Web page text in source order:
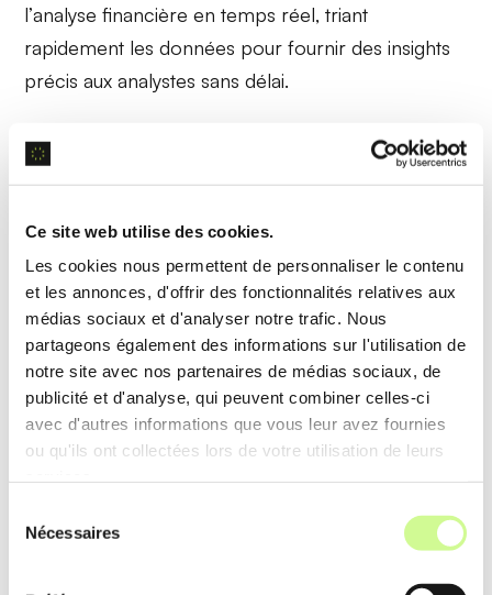
Ce site web utilise des cookies.
Les cookies nous permettent de personnaliser le contenu
et les annonces, d'offrir des fonctionnalités relatives aux
médias sociaux et d'analyser notre trafic. Nous
partageons également des informations sur l'utilisation de
notre site avec nos partenaires de médias sociaux, de
publicité et d'analyse, qui peuvent combiner celles-ci
avec d'autres informations que vous leur avez fournies
ou qu'ils ont collectées lors de votre utilisation de leurs
Nécessaires
l’analyse financière en temps réel, triant
rapidement les données pour fournir des insights
précis aux analystes sans délai.
Génération d’image
images complexes à partir de simples descriptions
textuelles, facilitant la production graphique pour
divers secteurs créatifs.
Exemple d’utilisation
Pour une campagne marketing, Textify génère des
visuels publicitaires
uniques à partir des directives